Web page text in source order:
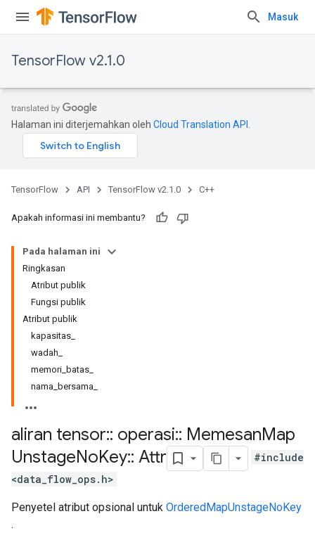
Masuk
TensorFlow v2.1.0
Halaman ini diterjemahkan oleh Cloud Translation API
TensorFlow API TensorFlow v2.1.0 C++
Apakah informasi ini membantu?
Pada halaman ini
Ringkasan
Atribut publik
Fungsi publik
Atribut publik
kapasitas_
wadah_
memori_batas_
nama_bersama_
aliran tensor:: operasi:: MemesanMap
UnstageNoKey:: Attr
#include
<data_flow_ops.h>
Penyetel atribut opsional untuk OrderedMapUnstageNoKey
.